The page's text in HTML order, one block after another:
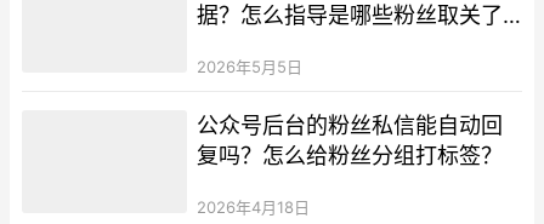
据？怎么指导是哪些粉丝取关了
2026年5月5日
公众号后台的粉丝私信能自动回
复吗？怎么给粉丝分组打标签？
2026年4月18日